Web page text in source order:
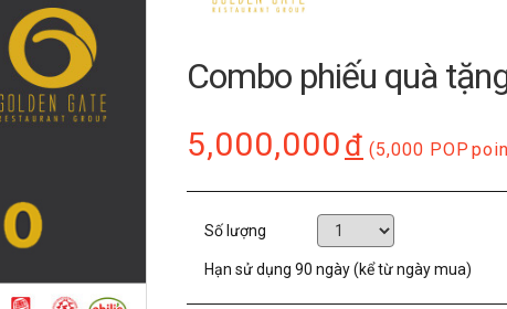
Combo phiếu quà
5,000,000đ (5,000 POP
Số lượng
Hạn sử dụng 90 ngày (kể từ ngày mua)